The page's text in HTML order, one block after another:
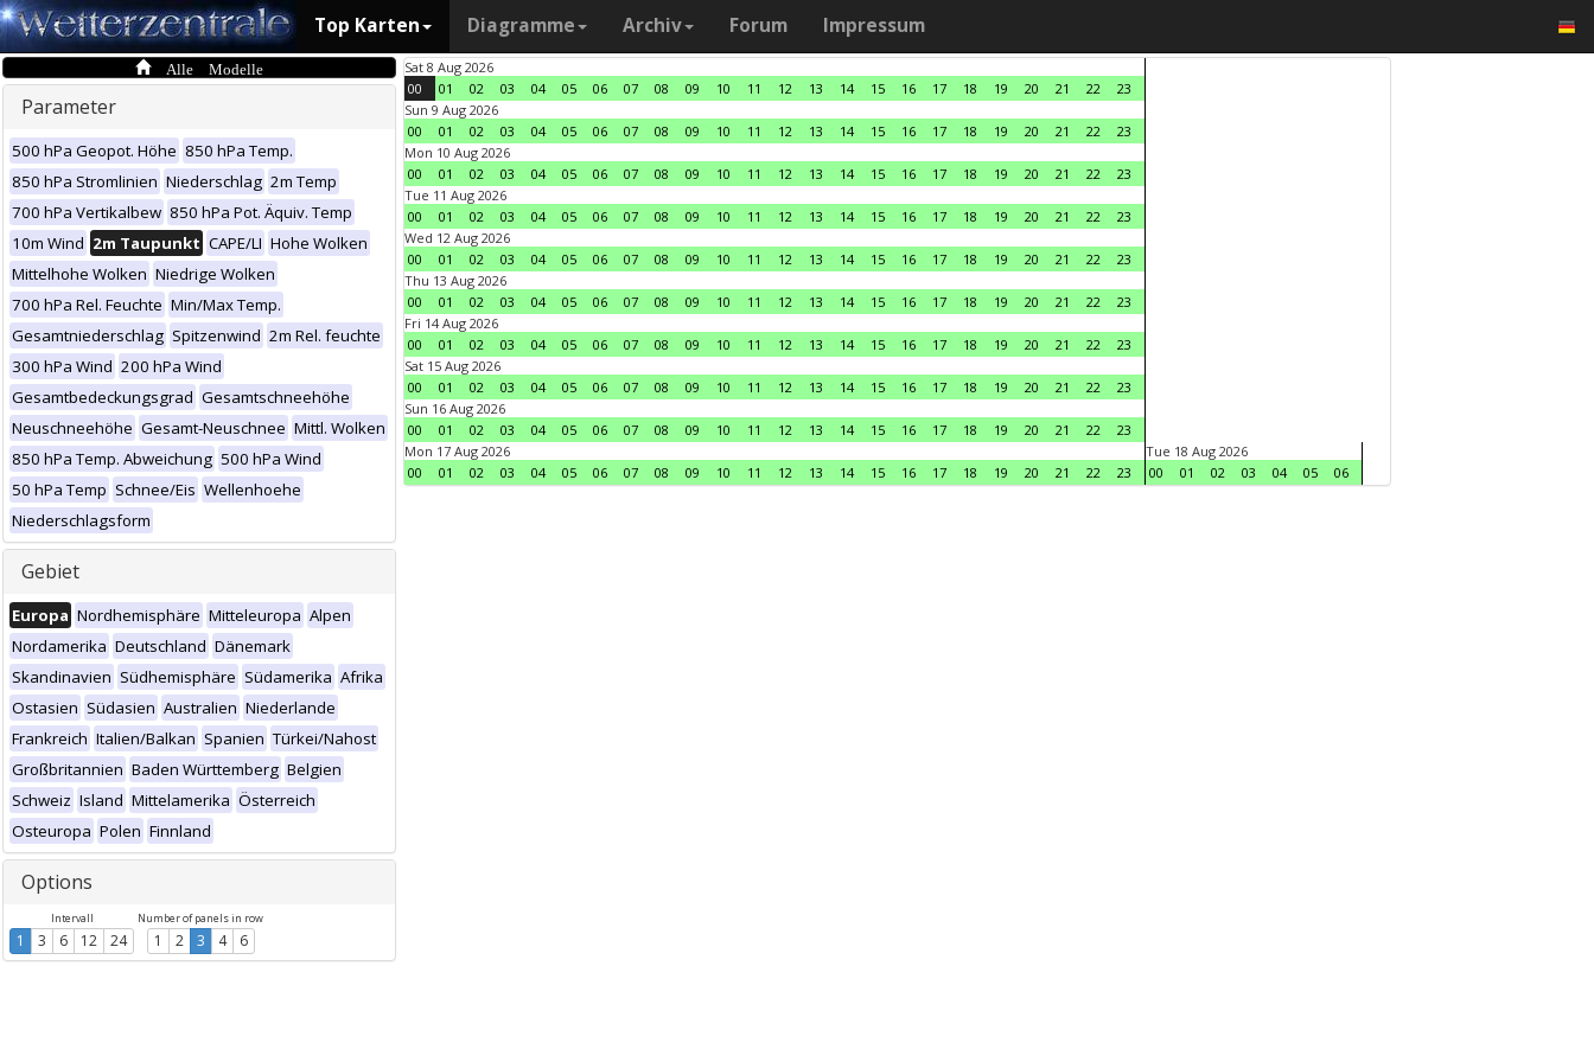
Top Karten Diagramme Archiv Forum Impressum
Alle Modelle
Parameter
500 hPa Geopot. Höhe 850 hPa Temp.
850 hPa Stromlinien Niederschlag 2m Temp
700 hPa Vertikalbew 850 hPa Pot. Äquiv. Temp
10m Wind 2m Taupunkt CAPE/LI Hohe Wolken
Mittelhohe Wolken Niedrige Wolken
700 hPa Rel. Feuchte Min/Max Temp.
Gesamtniederschlag Spitzenwind 2m Rel. feuchte
300 hPa Wind 200 hPa Wind
Gesamtbedeckungsgrad Gesamtschneehöhe
Neuschneehöhe Gesamt-Neuschnee Mittl. Wolken
850 hPa Temp. Abweichung 500 hPa Wind
50 hPa Temp Schnee/Eis Wellenhoehe
Niederschlagsform
Gebiet
Europa Nordhemisphäre Mitteleuropa Alpen
Nordamerika Deutschland Dänemark
Skandinavien Südhemisphäre Südamerika Afrika
Ostasien Südasien Australien Niederlande
Frankreich Italien/Balkan Spanien Türkei/Nahost
Großbritannien Baden Württemberg Belgien
Schweiz Island Mittelamerika Österreich
Osteuropa Polen Finnland
Options
Intervall
1 3 6 12 24
Number of panels in row
1 2 3 4 6
Sat 8 Aug 2026
00
01 02 03 04 05 06 07 08 09 10 11 12 13 14 15 16 17 18 19 20 21 22
23
Sun 9 Aug 2026
00
01 02 03 04 05 06 07 08 09 10 11 12 13 14 15 16 17 18 19 20 21 22
23
Mon 10 Aug 2026
00
01 02 03 04 05 06 07 08 09 10 11 12 13 14 15 16 17 18 19 20 21 22
23
Tue 11 Aug 2026
00
01 02 03 04 05 06 07 08 09 10 11 12 13 14 15 16 17 18 19 20 21 22
23
Wed 12 Aug 2026
00
01 02 03 04 05 06 07 08 09 10 11 12 13 14 15 16 17 18 19 20 21 22
23
Thu 13 Aug 2026
00
01 02 03 04 05 06 07 08 09 10 11 12 13 14 15 16 17 18 19 20 21 22
23
Fri 14 Aug 2026
00
01 02 03 04 05 06 07 08 09 10 11 12 13 14 15 16 17 18 19 20 21 22
23
Sat 15 Aug 2026
00
01 02 03 04 05 06 07 08 09 10 11 12 13 14 15 16 17 18 19 20 21 22
23
Sun 16 Aug 2026
00
01 02 03 04 05 06 07 08 09 10 11 12 13 14 15 16 17 18 19 20 21 22
23
Mon 17 Aug 2026
00
01 02 03 04 05 06 07 08 09 10 11 12 13 14 15 16 17 18 19 20 21 22 23
Tue 18 Aug 2026
00
01 02 03 04 05 06